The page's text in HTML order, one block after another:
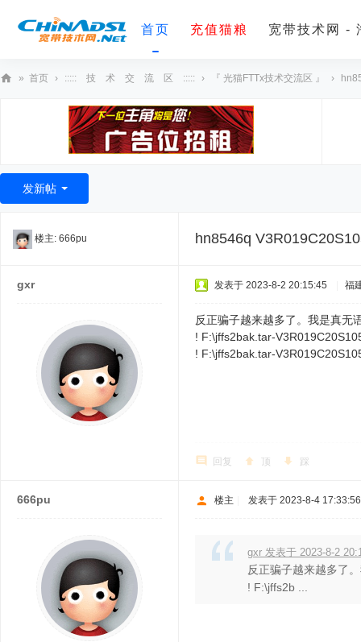
首页 充值猫粮 宽带技术网 -
术
» 首页 › ::::: 技 术 交 流 区 ::::: › 『 光猫FTTx技术交流区 』 ›
发新帖
楼主: 666pu hn8546q
gxr 发表于 2023-8-2 20:15:45 福
反正骗子越来越多了。我是真无
! F:\jffs2bak.tar-
! F:\jffs2bak.tar-
回复 顶 踩
666pu 楼主 发表于 2023-8-4 17:33:56
gxr 发表于 2023-8-2
反正骗子越来越多了
! F:\jffs2b ...